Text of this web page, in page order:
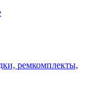
ремкомплекты,